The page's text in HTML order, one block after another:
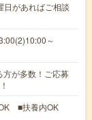
日があればご相談
～
方が多数！ご応募
■扶養内OK